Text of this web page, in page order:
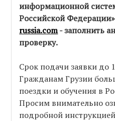
информационной
Российской
russia.com- заполнить
проверку.
Срок подачи заявки до
Гражданам Грузии
поездки и обучения в
Просим внимательно
подробной